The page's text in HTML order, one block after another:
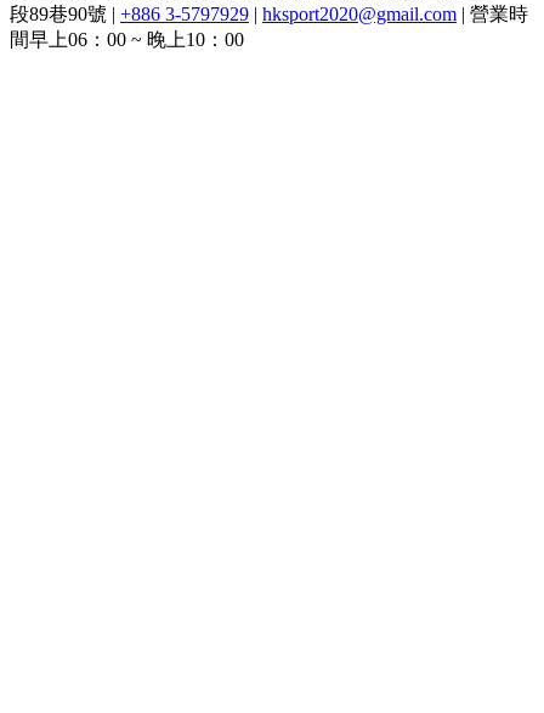
段89巷90號 | +886 3-5797929 | hksport2020@gmail.com | 營業時
間早上06：00 ~ 晚上10：00